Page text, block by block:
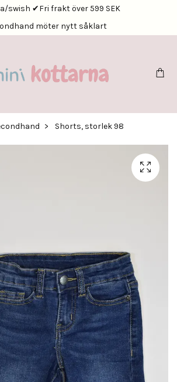
swish ✔Fri frakt över 599 SEK
möter nytt såklart
Shorts, storlek 98